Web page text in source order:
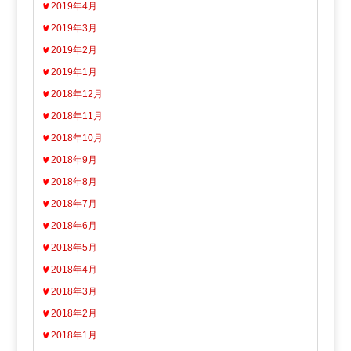
2019年4月
2019年3月
2019年2月
2019年1月
2018年12月
2018年11月
2018年10月
2018年9月
2018年8月
2018年7月
2018年6月
2018年5月
2018年4月
2018年3月
2018年2月
2018年1月